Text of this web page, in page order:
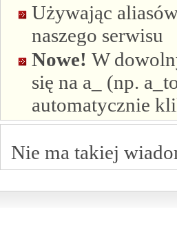
Używając
naszego serwisu
Nowe! W
się na a_ (np.
automatycznie
Nie ma takiej